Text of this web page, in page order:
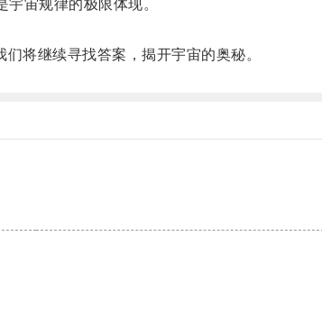
宙规律的极限体现。
将继续寻找答案，揭开宇宙的奥秘。